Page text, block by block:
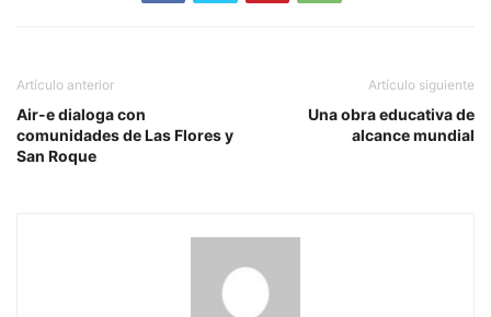
Artículo anterior
Air-e dialoga con
comunidades de Las Flores y
San Roque
Artículo siguiente
Una obra educativa de
alcance mundial